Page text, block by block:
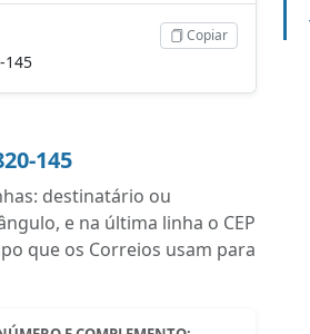
145
Copiar
145
destinatário ou
e na última linha o CEP
que os Correios usam para